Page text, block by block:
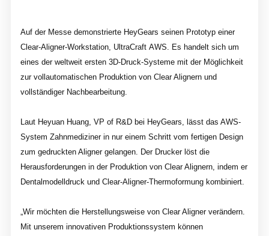
Auf der Messe demonstrierte HeyGears seinen Prototyp einer
Clear-Aligner-Workstation, UltraCraft AWS. Es handelt sich um
eines der weltweit ersten 3D-Druck-Systeme mit der Möglichkeit
zur vollautomatischen Produktion von Clear Alignern und
vollständiger Nachbearbeitung.
Laut Heyuan Huang, VP of R&D bei HeyGears, lässt das AWS-
System Zahnmediziner in nur einem Schritt vom fertigen Design
zum gedruckten Aligner gelangen. Der Drucker löst die
Herausforderungen in der Produktion von Clear Alignern, indem er
Dentalmodelldruck und Clear-Aligner-Thermoformung kombiniert.
„Wir möchten die Herstellungsweise von Clear Aligner verändern.
Mit unserem innovativen Produktionssystem können